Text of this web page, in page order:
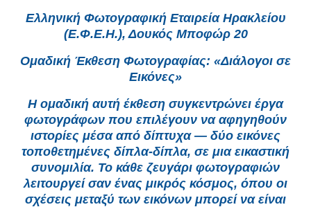
Ελληνική Φωτογραφική Εταιρεία Ηρακλείου
(Ε.Φ.Ε.Η.), Δουκός Μποφώρ 20
Ομαδική Έκθεση Φωτογραφίας: «Διάλογοι σε
Εικόνες»
Η ομαδική αυτή έκθεση συγκεντρώνει έργα
φωτογράφων που επιλέγουν να αφηγηθούν
ιστορίες μέσα από δίπτυχα — δύο εικόνες
τοποθετημένες δίπλα-δίπλα, σε μια εικαστική
συνομιλία. Το κάθε ζευγάρι φωτογραφιών
λειτουργεί σαν ένας μικρός κόσμος, όπου οι
σχέσεις μεταξύ των εικόνων μπορεί να είναι